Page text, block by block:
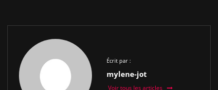
Écrit par :
mylene-jot
Voir tous les articles